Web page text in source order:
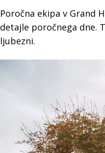
Poročna ekipa v Grand
detajle poročnega dne.
ljubezni.